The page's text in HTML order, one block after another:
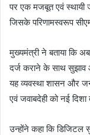
पर एक मजबूत एवं स्थायी
जिसके परिणामस्वरूप
मुख्यमंत्री ने बताया कि
दर्ज कराने के साथ
यह व्यवस्था शासन और
एवं जवाबदेही को नई दिशा
उन्होंने कहा कि डिजिटल